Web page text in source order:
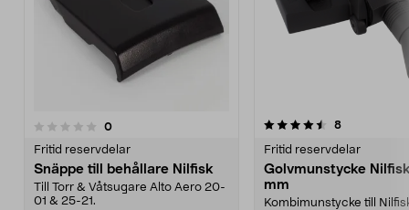
0recensioner
Fritid reservdelar
Snäppe till behållare Nilfisk
Till Torr & Våtsugare Alto Aero 20-
01 & 25-21.
4.5av 5 stjärnor 8recensioner
Fritid reservdelar
Golvmunstycke
mm
Kombimunstycke till
4.5av 5 stjärnor